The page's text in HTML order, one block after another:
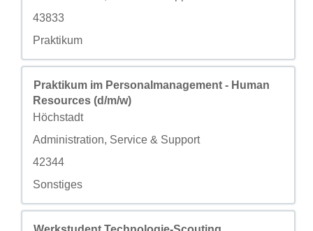
自定义字段 3
43833
自定义字段 4
Praktikum
职务
Praktikum im Personalmanagement - Human
Resources (d/m/w)
城市
Höchstadt
自定义字段 2
Administration, Service & Support
自定义字段 3
42344
自定义字段 4
Sonstiges
使用空格键进行选择以查看职位信息的完整内容。
职务
使用空格键进行选择以查看职位信息的完整内容。